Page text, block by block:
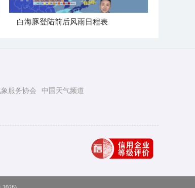
白海豚登陆前后风雨日程表
服务协会 中国天气频道